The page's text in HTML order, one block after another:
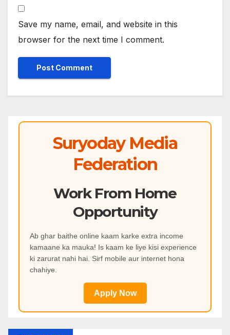
Save my name, email, and website in this
browser for the next time I comment.
Suryoday Media
Federation
Work From Home
Opportunity
Ab ghar baithe online kaam karke extra income
kamaane ka mauka! Is kaam ke liye kisi experience
ki zarurat nahi hai. Sirf mobile aur internet hona
chahiye.
Apply Now